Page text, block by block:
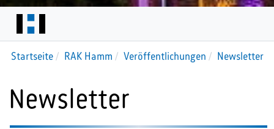
Startseite RAK Hamm Veröffentlichungen Newsletter
Newsletter